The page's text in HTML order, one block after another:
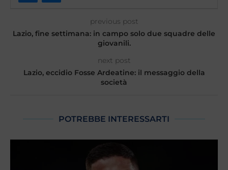
previous post
Lazio, fine settimana: in campo solo due squadre delle
giovanili.
next post
Lazio, eccidio Fosse Ardeatine: il messaggio della
società
POTREBBE INTERESSARTI